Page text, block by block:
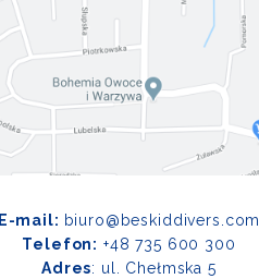
E-mail: biuro@beskiddivers.com
Telefon: +48 735 600 300
Adres: ul. Chełmska 5